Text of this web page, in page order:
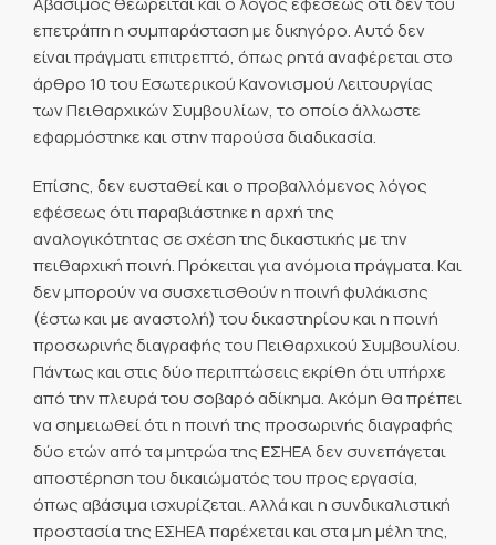
επετράπη η συμπαράσταση με δικηγόρο. Αυτό δεν
είναι πράγματι επιτρεπτό, όπως ρητά αναφέρεται στο
άρθρο 10 του Εσωτερικού Κανονισμού Λειτουργίας
των Πειθαρχικών Συμβουλίων, το οποίο άλλωστε
εφαρμόστηκε και στην παρούσα διαδικασία.
Επίσης, δεν ευσταθεί και ο προβαλλόμενος λόγος
εφέσεως ότι παραβιάστηκε η αρχή της
αναλογικότητας σε σχέση της δικαστικής με την
πειθαρχική ποινή. Πρόκειται για ανόμοια πράγματα. Και
δεν μπορούν να συσχετισθούν η ποινή φυλάκισης
(έστω και με αναστολή) του δικαστηρίου και η ποινή
προσωρινής διαγραφής του Πειθαρχικού Συμβουλίου.
Πάντως και στις δύο περιπτώσεις εκρίθη ότι υπήρχε
από την πλευρά του σοβαρό αδίκημα. Ακόμη θα πρέπει
να σημειωθεί ότι η ποινή της προσωρινής διαγραφής
δύο ετών από τα μητρώα της ΕΣΗΕΑ δεν συνεπάγεται
αποστέρηση του δικαιώματός του προς εργασία,
όπως αβάσιμα ισχυρίζεται. Αλλά και η συνδικαλιστική
προστασία της ΕΣΗΕΑ παρέχεται και στα μη μέλη της,